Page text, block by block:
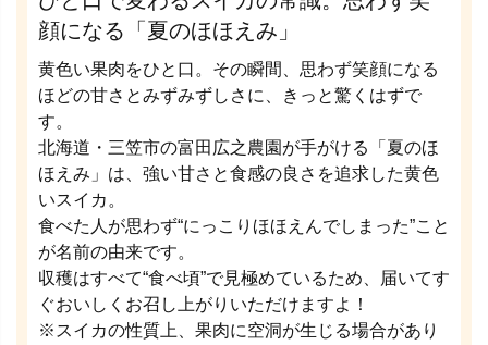
顔になる「夏のほほえみ」
黄色い果肉をひと口。その瞬間、思わず笑顔になる
ほどの甘さとみずみずしさに、きっと驚くはずで
す。
北海道・三笠市の富田広之農園が手がける「夏のほ
ほえみ」は、強い甘さと食感の良さを追求した黄色
いスイカ。
食べた人が思わず“にっこりほほえんでしまった”こと
が名前の由来です。
収穫はすべて“食べ頃”で見極めているため、届いてす
ぐおいしくお召し上がりいただけますよ！
※スイカの性質上、果肉に空洞が生じる場合があり